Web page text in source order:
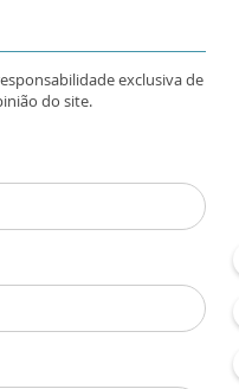
exclusiva de
do site.